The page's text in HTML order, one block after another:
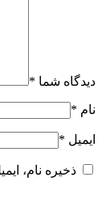
دیدگاه شما *
نام *
ایمیل *
ذخیره نام،